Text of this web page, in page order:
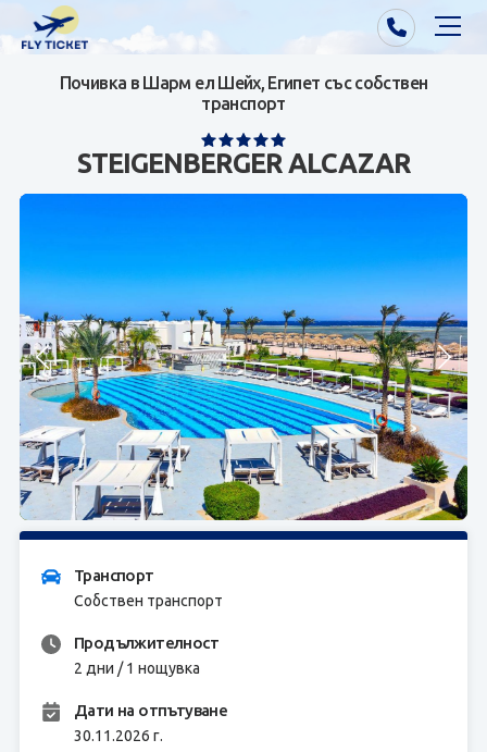
Почивки от Варна
Почивки от София/Пловдив/Бургас
Контакти
За нас
ЗАПИТВАНЕ
Почивка в Шарм ел Шейх, Египет със собствен
транспорт
STEIGENBERGER ALCAZAR
Транспорт
Собствен транспорт
Продължителност
2 дни / 1 нощувка
Дати на отпътуване
30.11.2026 г.